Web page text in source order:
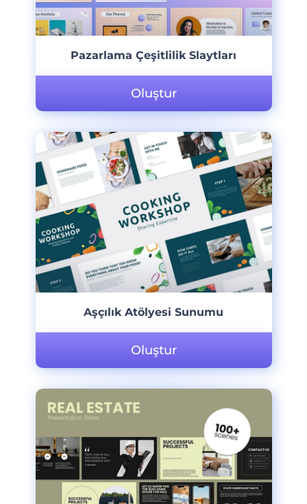
Pazarlama Çeşitlilik Slaytları
Oluştur
Aşçılık Atölyesi Sunumu
Oluştur